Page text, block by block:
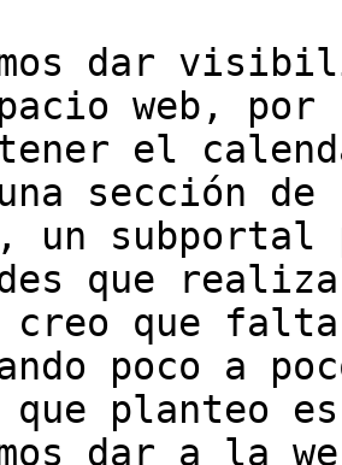
dar
web, por
el
sección de
un subportal
que
creo que
poco a
que planteo
dar a la